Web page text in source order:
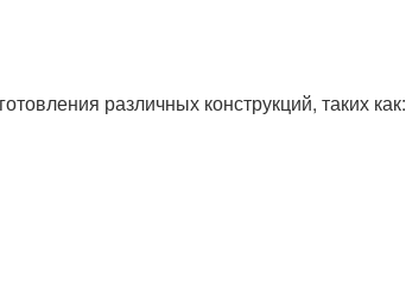
различных конструкций, таких как: